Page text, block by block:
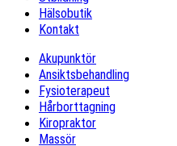
Hälsobutik
Kontakt
Akupunktör
Ansiktsbehandling
Fysioterapeut
Hårborttagning
Kiropraktor
Massör